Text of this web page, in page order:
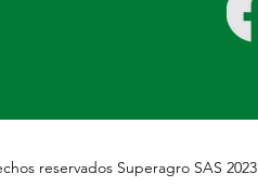
reservados Superagro SAS 2023